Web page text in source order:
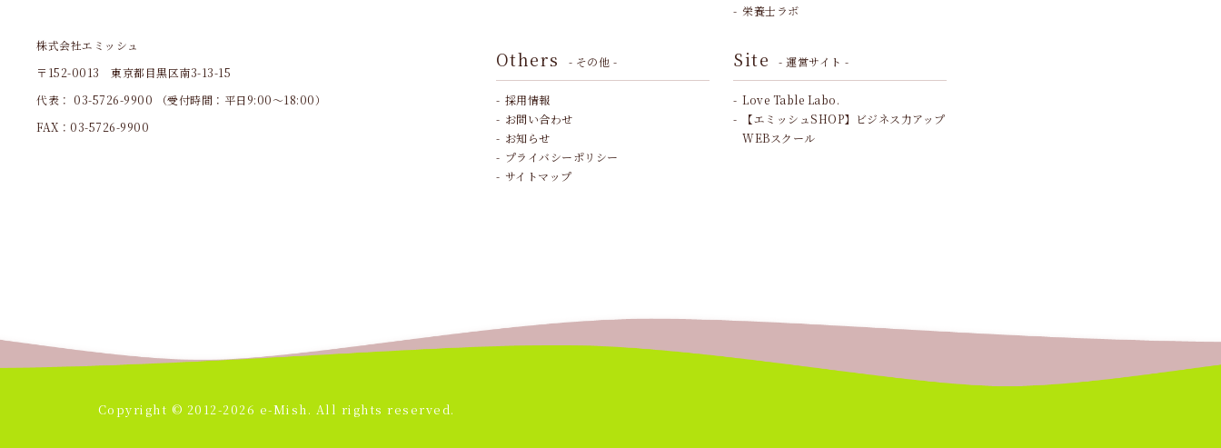
株式会社エミッシュ
〒152-0013 東京都目黒区南3-13-15
代表： 03-5726-9900 （受付時間：平日9:00～18:00）
FAX：03-5726-9900
栄養士ラボ
Others - その他 -
採用情報
お問い合わせ
お知らせ
プライバシーポリシー
サイトマップ
Site - 運営サイト -
Love Table Labo.
【エミッシュSHOP】ビジネス力アップ
WEBスクール
Copyright © 2012-2026 e-Mish. All rights reserved.